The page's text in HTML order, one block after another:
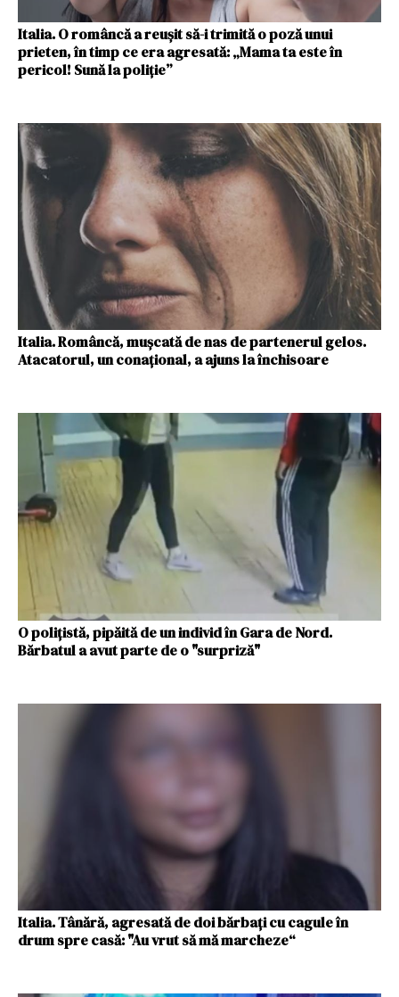
Italia. O româncă a reușit să-i trimită o poză unui
prieten, în timp ce era agresată: „Mama ta este în
pericol! Sună la poliție”
Italia. Româncă, mușcată de nas de partenerul gelos.
Atacatorul, un conațional, a ajuns la închisoare
O polițistă, pipăită de un individ în Gara de Nord.
Bărbatul a avut parte de o "surpriză"
Italia. Tânără, agresată de doi bărbați cu cagule în
drum spre casă: "Au vrut să mă marcheze“